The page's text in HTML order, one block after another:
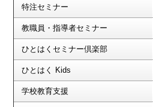
特注セミナー
教職員・指導者セミナー
ひとはくセミナー倶楽部
ひとはく Kids
学校教育支援